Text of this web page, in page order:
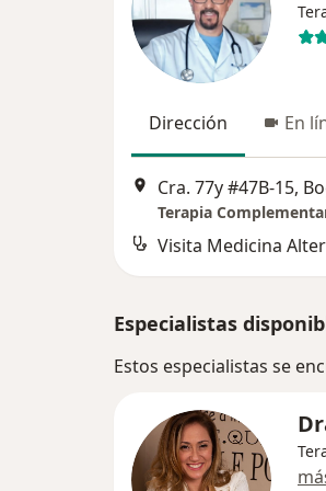
Dirección En
Cra. 77y #47B-15,
Terapia
Visita Medicina
Especialistas
Estos especialistas se